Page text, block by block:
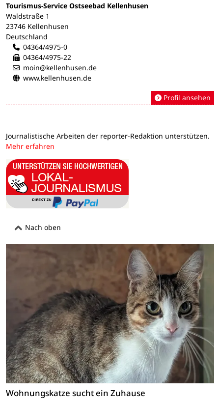
Tourismus-Service Ostseebad Kellenhusen
Waldstraße 1
23746 Kellenhusen
Deutschland
04364/4975-0
04364/4975-22
moin@kellenhusen.de
www.kellenhusen.de
Profil ansehen
Journalistische Arbeiten der reporter-Redaktion unterstützen.
Mehr erfahren
Nach oben
Wohnungskatze sucht ein Zuhause